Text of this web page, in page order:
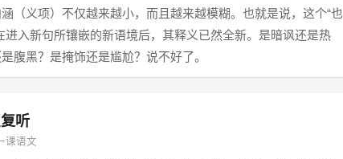
（义项）不仅越来越小，而且越来越模糊。也就是说，这个“也
进入新句所镶嵌的新语境后，其释义已然全新。是暗讽还是热
腹黑？是掩饰还是尴尬？说不好了。
听
课语文